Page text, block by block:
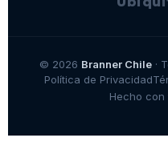
© 2026 Branner Chile·
Política de Privacidad
Hecho con